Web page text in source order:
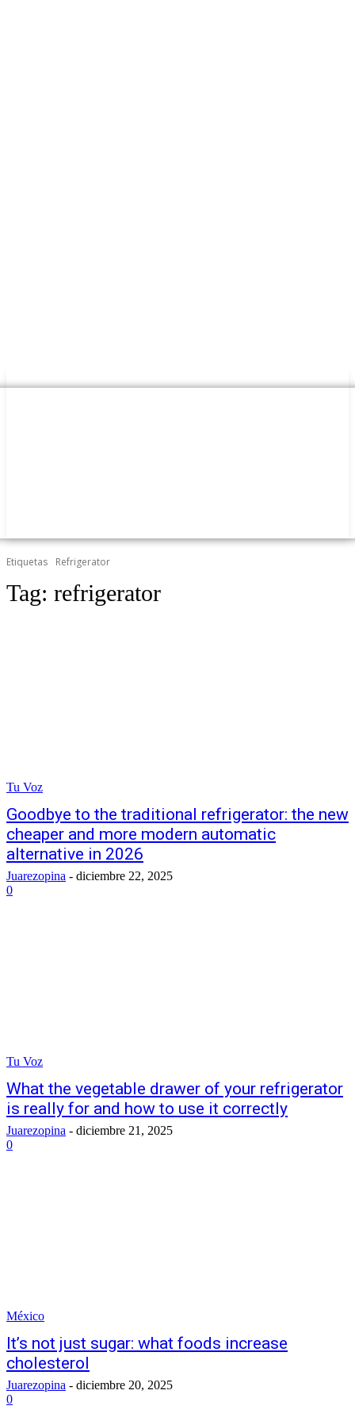
Etiquetas Refrigerator
Tag: refrigerator
Tu Voz
Goodbye to the traditional refrigerator: the new
cheaper and more modern automatic
alternative in 2026
Juarezopina - diciembre 22, 2025
0
Tu Voz
What the vegetable drawer of your refrigerator
is really for and how to use it correctly
Juarezopina - diciembre 21, 2025
0
México
It’s not just sugar: what foods increase
cholesterol
Juarezopina - diciembre 20, 2025
0